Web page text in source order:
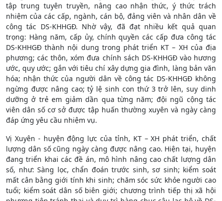
tập trung tuyên truyền, nâng cao nhận thức, ý thức trách
nhiệm của các cấp, ngành, cán bộ, đảng viên và nhân dân về
công tác DS-KHHGĐ. Nhờ vậy, đã đạt nhiều kết quả quan
trọng: Hàng năm, cấp ủy, chính quyền các cấp đưa công tác
DS-KHHGĐ thành nội dung trong phát triển KT – XH của địa
phương; các thôn, xóm đưa chính sách DS-KHHGĐ vào hương
ước, quy ước; gắn với tiêu chí xây dựng gia đình, làng bản văn
hóa; nhận thức của người dân về công tác DS-KHHGĐ không
ngừng được nâng cao; tỷ lệ sinh con thứ 3 trở lên, suy dinh
dưỡng ở trẻ em giảm dần qua từng năm; đội ngũ cộng tác
viên dân số cơ sở được tập huấn thường xuyên và ngày càng
đáp ứng yêu cầu nhiệm vụ.
Vị Xuyên - huyện động lực của tỉnh, KT – XH phát triển, chất
lượng dân số cũng ngày càng được nâng cao. Hiện tại, huyện
đang triển khai các đề án, mô hình nâng cao chất lượng dân
số, như: Sàng lọc, chẩn đoán trước sinh, sơ sinh; kiểm soát
mất cân bằng giới tính khi sinh; chăm sóc sức khỏe người cao
tuổi; kiểm soát dân số biên giới; chương trình tiếp thị xã hội